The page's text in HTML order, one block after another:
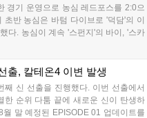
경기 운영으로 농심 레드포스를 2:0으
초반 농심은 바텀 다이브로 '덕담'의 이
다. 농심이 계속 '스펀지'의 바이, '스카
부터 잡은 주도권을 계속 잘 굴렸다.
출, 칼테온4 이변 발생
신 선출을 진행했다. 이번 선출에서
한 순위 다툼 끝에 새로운 신이 탄생하
말 예정된 EPISODE 01 업데이트를